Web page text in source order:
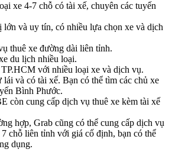
xe 4-7 chỗ có tài xế, chuyên các tuyến
và uy tín, có nhiều lựa chọn xe và dịch
thuê xe đường dài liên tỉnh.
du lịch nhiều loại.
với nhiều loại xe và dịch vụ.
lái và có tài xế. Bạn có thể tìm các chủ xe
Bình Phước.
còn cung cấp dịch vụ thuê xe kèm tài xế
hợp, Grab cũng có thể cung cấp dịch vụ
chỗ liên tỉnh với giá cố định, bạn có thể
dụng.